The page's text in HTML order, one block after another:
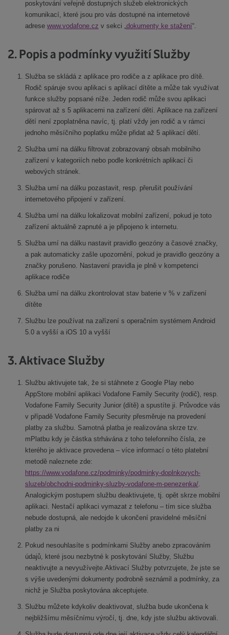
poskytování veřejně dostupných služeb elektronických
komunikací, které jsou pro vás dostupné na internetové
adrese www.vodafone.cz v sekci „dokumenty ke stažení“.
2. Popis a podmínky využití Služby
Služba se skládá z aplikace pro rodiče a z aplikace pro dítě.
Rodič spáruje svou aplikaci s aplikací dítěte a může tak využívat
funkce služby popsané níže. Jeden rodič může svou aplikaci
spárovat až s 5 aplikacemi na zařízení dětí. Aplikace na zařízení
dětí není zpoplatněna navíc, tj. platí vždy jen rodič a v rámci
jednoho měsíčního poplatku může přidat až 5 aplikací dětí.
Služba umí na dálku filtrovat zobrazovaný obsah mobilního
zařízení v kategoriích nebo podle konkrétních aplikací či
webových stránek.
Služba umí na dálku pozastavit, resp. přerušit používání
internetového připojení v zařízení.
Služba umí na dálku lokalizovat mobilní zařízení, pokud je toto
zařízení aktuálně zapnuté a je připojeno k internetu.
Služba umí na dálku nastavit pravidlo geozóny a časové značky,
a pak automaticky zašle upozornění, pokud je pravidlo geozóny a
značky porušeno. Nastavení pravidla je plně v kompetenci
aplikace rodiče
Služba umí na dálku zkontrolovat stav baterie v % v zařízení
dítěte
Službu lze používat na zařízení s operačním systémem Android
5.0 a vyšší a iOS 10 a vyšší
3. Aktivace Služby
Službu aktivujete tak, že si stáhnete z Google Play nebo
AppStore mobilní aplikaci Vodafone Family Security (rodič), resp.
Vodafone Family Security Junior (dítě) a spustíte ji. Průvodce vás
v případě Vodafone Family Security přesměruje na provedení
platby za službu. Samotná platba je realizována skrze tzv.
mPlatbu kdy je částka strhávána z toho telefonního čísla, ze
kterého je aktivace provedena – více informací o této platební
metodě naleznete zde:
https://www.vodafone.cz/podminky/podminky-doplnkovych-
sluzeb/obchodni-podminky-sluzby-vodafone-m-penezenka/.
Analogickým postupem službu deaktivujete, tj. opět skrze mobilní
aplikaci. Nestačí aplikaci vymazat z telefonu – tím sice služba
nebude dostupná, ale nedojde k ukončení pravidelné měsíční
platby za ni
Pokud nesouhlasíte s podmínkami Služby anebo zpracováním
údajů, které jsou nezbytné k poskytování Služby, Službu
neaktivujte a nevyužívejte.Aktivací Služby potvrzujete, že jste se
s výše uvedenými dokumenty podrobně seznámil a podmínky, za
nichž je Služba poskytována akceptujete.
Službu můžete kdykoliv deaktivovat, služba bude ukončena k
nejbližšímu měsíčnímu výročí, tj. dne, kdy jste službu aktivovali.